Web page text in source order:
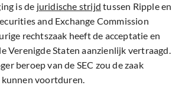
is de juridische strijd tussen Ripple en
and Exchange Commission
rechtszaak heeft de acceptatie en
Verenigde Staten aanzienlijk vertraagd.
beroep van de SEC zou de zaak
voortduren.